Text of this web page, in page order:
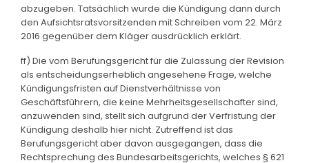
abzugeben. Tatsächlich wurde die Kündigung dann durch
den Aufsichtsratsvorsitzenden mit Schreiben vom 22. März
2016 gegenüber dem Kläger ausdrücklich erklärt.
ff) Die vom Berufungsgericht für die Zulassung der Revision
als entscheidungserheblich angesehene Frage, welche
Kündigungsfristen auf Dienstverhältnisse von
Geschäftsführern, die keine Mehrheitsgesellschafter sind,
anzuwenden sind, stellt sich aufgrund der Verfristung der
Kündigung deshalb hier nicht. Zutreffend ist das
Berufungsgericht aber davon ausgegangen, dass die
Rechtsprechung des Bundesarbeitsgerichts, welches § 621